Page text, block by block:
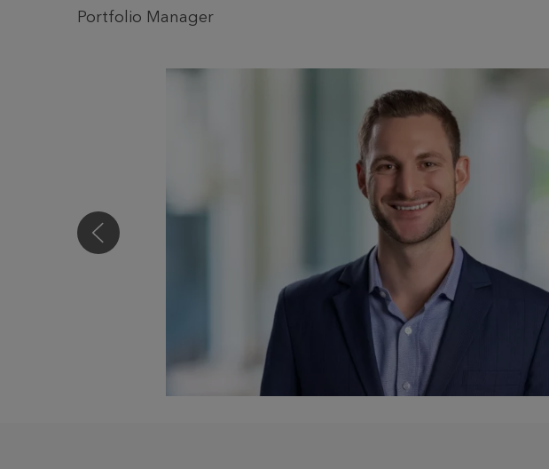
Portfolio Manager
Natalie Baki